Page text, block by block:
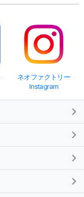
ネオファクトリー
Instagram